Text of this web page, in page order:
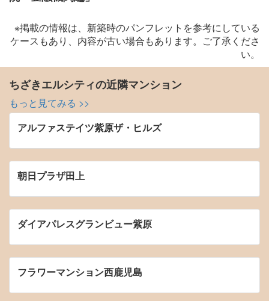
※掲載の情報は、新築時のパンフレットを参考にしている
ケースもあり、内容が古い場合もあります。ご了承くださ
い。
ちざきエルシティの近隣マンション
もっと見てみる >>
アルファステイツ紫原ザ・ヒルズ
朝日プラザ田上
ダイアパレスグランビュー紫原
フラワーマンション西鹿児島